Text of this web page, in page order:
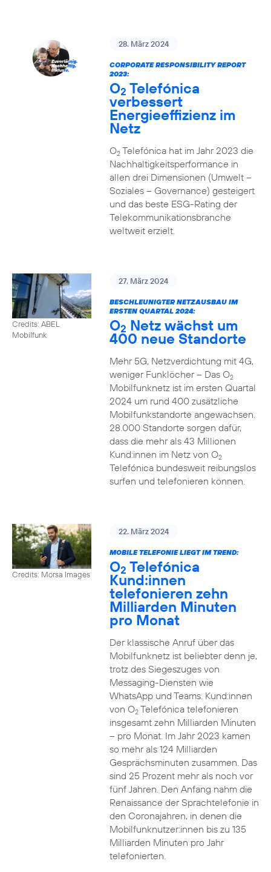
28. März 2024
CORPORATE RESPONSIBILITY REPORT
2023:
O2 Telefónica
verbessert
Energieeffizienz im
Netz
O2Telefónica hat im Jahr 2023 die
Nachhaltigkeitsperformance in
allen drei Dimensionen (Umwelt –
Soziales – Governance) gesteigert
und das beste ESG-Rating der
Telekommunikationsbranche
weltweit erzielt.
Credits: ABEL
Mobilfunk
27. März 2024
BESCHLEUNIGTER NETZAUSBAU IM
ERSTEN QUARTAL 2024:
O2 Netz wächst um
400 neue Standorte
Mehr 5G, Netzverdichtung mit 4G,
weniger Funklöcher – Das O2
Mobilfunknetz ist im ersten Quartal
2024 um rund 400 zusätzliche
Mobilfunkstandorte angewachsen.
28.000 Standorte sorgen dafür,
dass die mehr als 43 Millionen
Kund:innen im Netz von O2
Telefónica bundesweit reibungslos
surfen und telefonieren können.
Credits: Morsa Images
22. März 2024
MOBILE TELEFONIE LIEGT IM TREND:
O2 Telefónica
Kund:innen
telefonieren zehn
Milliarden Minuten
pro Monat
Der klassische Anruf über das
Mobilfunknetz ist beliebter denn je,
trotz des Siegeszuges von
Messaging-Diensten wie
WhatsApp und Teams. Kund:innen
von O2Telefónica telefonieren
insgesamt zehn Milliarden Minuten
– pro Monat. Im Jahr 2023 kamen
so mehr als 124 Milliarden
Gesprächsminuten zusammen. Das
sind 25 Prozent mehr als noch vor
fünf Jahren. Den Anfang nahm die
Renaissance der Sprachtelefonie in
den Coronajahren, in denen die
Mobilfunknutzer:innen bis zu 135
Milliarden Minuten pro Jahr
telefonierten.